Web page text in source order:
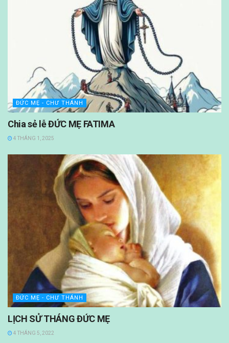
ĐỨC MẸ - CHƯ THÁNH
Chia sẻ lễ ĐỨC MẸ FATIMA
4 THÁNG 1, 2025
ĐỨC MẸ - CHƯ THÁNH
LỊCH SỬ THÁNG ĐỨC MẸ
4 THÁNG 5, 2022